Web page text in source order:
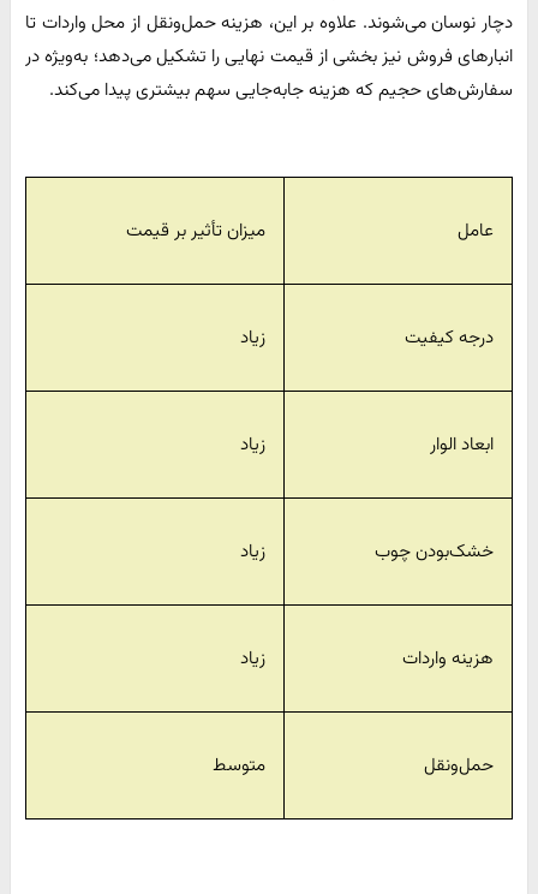
دچار نوسان می‌شوند. علاوه بر این، هزینه حمل‌ونقل از محل واردات تا
انبارهای فروش نیز بخشی از قیمت نهایی را تشکیل می‌دهد؛ به‌ویژه در
سفارش‌های حجیم که هزینه جابه‌جایی سهم بیشتری پیدا می‌کند.
عامل میزان تأثیر بر قیمت
درجه کیفیت زیاد
ابعاد الوار زیاد
خشک‌بودن چوب زیاد
هزینه واردات زیاد
حمل‌ونقل متوسط